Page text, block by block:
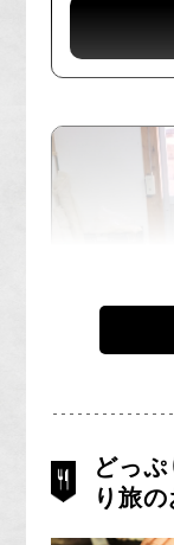
最後にはも
安芸
どっ
り旅の